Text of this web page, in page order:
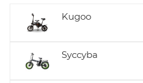
Kugoo
Syccyba